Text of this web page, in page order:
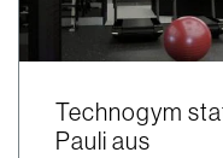
Technogym
Pauli aus